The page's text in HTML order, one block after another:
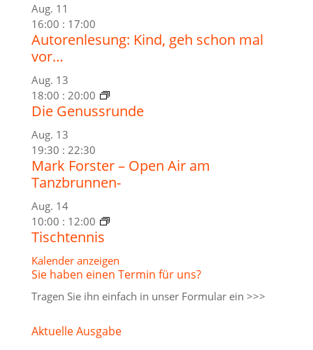
Aug. 11
16:00 : 17:00
Autorenlesung: Kind, geh schon mal
vor…
Aug. 13
18:00 : 20:00
Die Genussrunde
Aug. 13
19:30 : 22:30
Mark Forster – Open Air am
Tanzbrunnen-
Aug. 14
10:00 : 12:00
Tischtennis
Kalender anzeigen
Sie haben einen Termin für uns?
Tragen Sie ihn einfach in unser Formular ein >>>
Aktuelle Ausgabe